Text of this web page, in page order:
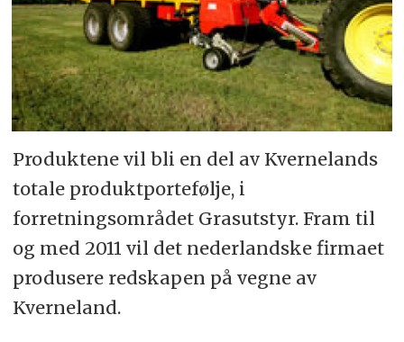
Produktene vil bli en del av Kvernelands
totale produktportefølje, i
forretningsområdet Grasutstyr. Fram til
og med 2011 vil det nederlandske firmaet
produsere redskapen på vegne av
Kverneland.